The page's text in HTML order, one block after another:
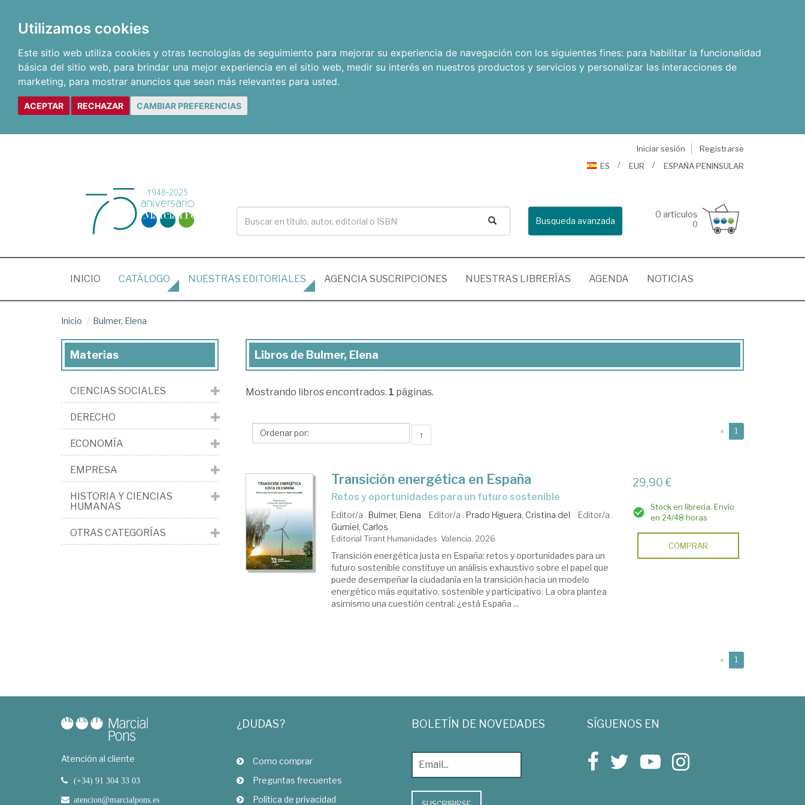
Utilizamos cookies
Este sitio web utiliza cookies y otras tecnologías de seguimiento para mejorar su experiencia de navegación con los siguientes fines: para habilitar la funcionalidad
básica del sitio web, para brindar una mejor experiencia en el sitio web, medir su interés en nuestros productos y servicios y personalizar las interacciones de
marketing, para mostrar anuncios que sean más relevantes para usted.
ACEPTAR RECHAZAR CAMBIAR PREFERENCIAS
Iniciar sesión
Registrarse
ES
EUR ESPAÑA PENINSULAR
Busqueda avanzada
0 artículos
0
INICIO (CURRENT)
CATÁLOGO NUESTRAS EDITORIALES AGENCIA SUSCRIPCIONES NUESTRAS LIBRERÍAS AGENDA NOTICIAS
Inicio Bulmer, Elena
Libros
Bulmer,
Libros de Bulmer, Elena
Mostrando libros encontrados. 1 páginas.
↑ « 1
Transición energética en España
retos y oportunidades para un futuro sostenible
Editor/a . Bulmer, Elena Editor/a . Prado Higuera, Cristina del
Editor/a .
Gumiel, Carlos
Editorial Tirant Humanidades. Valencia, 2026
Transición energética justa en España: retos y oportunidades para un
futuro sostenible constituye un análisis exhaustivo sobre el papel que
puede desempeñar la ciudadanía en la transición hacia un modelo
energético más equitativo, sostenible y participativo. La obra plantea
asimismo una cuestión central: ¿está España ...
29,90 €
Stock en librería. Envío
en 24/48 horas
COMPRAR
« 1
Materias
CIENCIAS SOCIALES
DERECHO
ECONOMÍA
EMPRESA
HISTORIA Y CIENCIAS
HUMANAS
OTRAS CATEGORÍAS
Atención al cliente
(+34) 91 304 33 03
atencion@marcialpons.es
¿DUDAS?
Como comprar
Preguntas frecuentes
Política de privacidad
BOLETÍN DE NOVEDADES SÍGUENOS EN